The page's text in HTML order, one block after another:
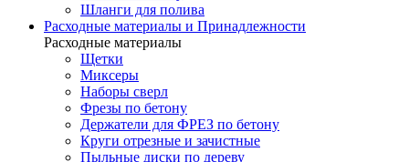
Шланги для полива
Расходные материалы и Принадлежности
Расходные материалы
Щетки
Миксеры
Наборы сверл
Фрезы по бетону
Держатели для ФРЕЗ по бетону
Круги отрезные и зачистные
Пыльные диски по дереву